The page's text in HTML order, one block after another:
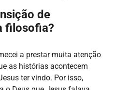
de
filosofia?
a prestar muita atenção
as histórias acontecem
ter vindo. Por isso,